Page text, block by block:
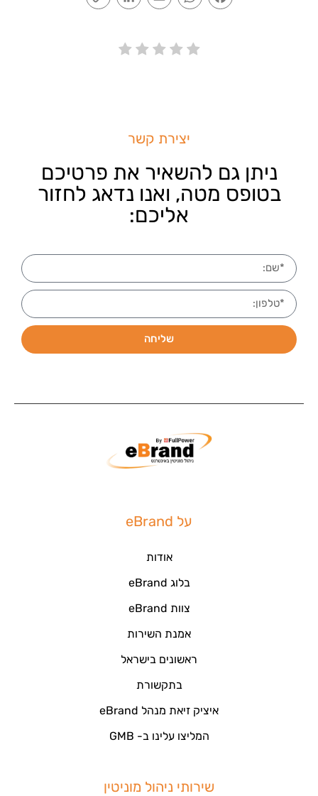
יצירת קשר
ניתן גם להשאיר את פרטיכם
בטופס מטה, ואנו נדאג לחזור
אליכם:
שליחה
על eBrand
אודות
בלוג eBrand
צוות eBrand
אמנת השירות
ראשונים בישראל
בתקשורת
איציק זיאת מנהל eBrand
המליצו עלינו ב- GMB
שירותי ניהול מוניטין